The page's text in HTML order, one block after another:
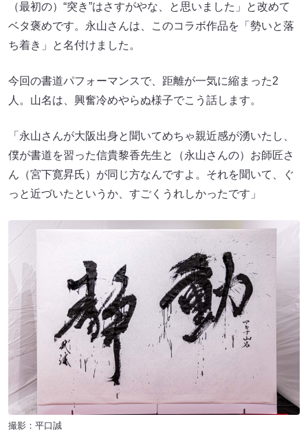
（最初の）“突き”はさすがやな、と思いました」と改めて
ベタ褒めです。永山さんは、このコラボ作品を「勢いと落
ち着き」と名付けました。
今回の書道パフォーマンスで、距離が一気に縮まった2
人。山名は、興奮冷めやらぬ様子でこう話します。
「永山さんが大阪出身と聞いてめちゃ親近感が湧いたし、
僕が書道を習った信貴黎香先生と（永山さんの）お師匠さ
ん（宮下寛昇氏）が同じ方なんですよ。それを聞いて、ぐ
っと近づいたというか、すごくうれしかったです」
撮影：平口誠